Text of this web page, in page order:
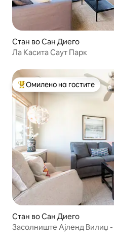
Стан во Сан Диего
Ла Касита Саут Парк
Меѓу најуспешните
Омилено на гостите
Стан во Сан Диего
Засолниште Ајленд Вилиџ -